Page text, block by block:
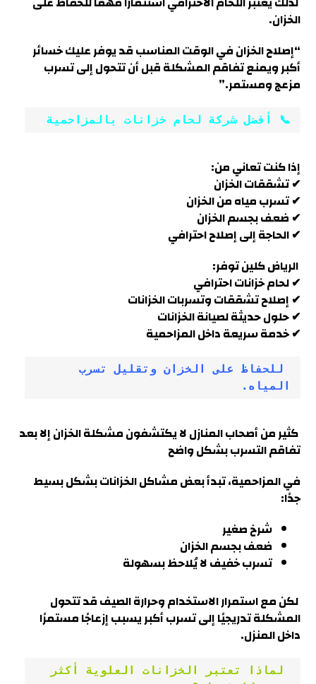
الخزان.
“إصلاح الخزان في الوقت المناسب قد يوفر عليك خسائر
أكبر ويمنع تفاقم المشكلة قبل أن تتحول إلى تسرب
مزعج ومستمر.”
📞 أفضل شركة لحام خزانات بالمزاحمية
إذا كنت تعاني من:
✔ تشققات الخزان
✔ تسرب مياه من الخزان
✔ ضعف بجسم الخزان
✔ الحاجة إلى إصلاح احترافي
الرياض كلين توفر:
✔ لحام خزانات احترافي
✔ إصلاح تشققات وتسربات الخزانات
✔ حلول حديثة لصيانة الخزانات
✔ خدمة سريعة داخلالمزاحمية
المياه.
كثير من أصحاب المنازل لا يكتشفون مشكلة الخزان إلا بعد
تفاقم التسرب بشكل واضح
فيالمزاحمية، تبدأ بعض مشاكل الخزانات بشكل بسيط
جدًا:
شرخ صغير
ضعف بجسم الخزان
تسرب خفيف لا يُلاحظ بسهولة
لكن مع استمرار الاستخدام وحرارة الصيف قد تتحول
المشكلة تدريجيًا إلى تسرب أكبر يسبب إزعاجًا مستمرًا
داخل المنزل.